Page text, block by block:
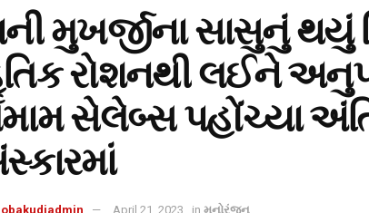
મુખર્જીના સાસુનું થયું
રોશનથી લઈને
સેલેબ્સ પહોંચ્યા
April 21, 2023 in મનોરંજન